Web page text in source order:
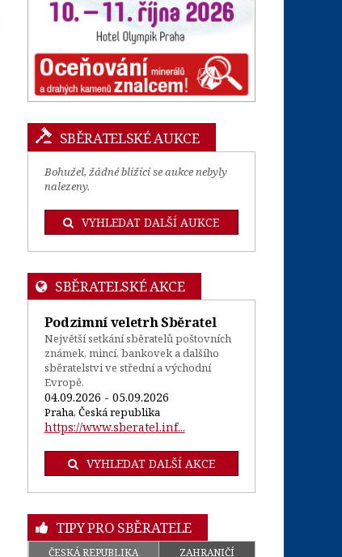
SBĚRATELSKÉ AUKCE
Bohužel, žádné blížící se aukce nebyly
nalezeny.
VYHLEDAT DALŠÍ AUKCE
SBĚRATELSKÉ AKCE
Podzimní veletrh Sběratel
Největší setkání sběratelů poštovních
známek, mincí, bankovek a dalšího
sběratelstvi ve střední a východní
Evropě.
04.09.2026 - 05.09.2026
Praha, Česká republika
https://www.sberatel.inf...
VYHLEDAT DALŠÍ AKCE
TIPY PRO SBĚRATELE
ČESKÁ REPUBLIKA ZAHRANIČÍ